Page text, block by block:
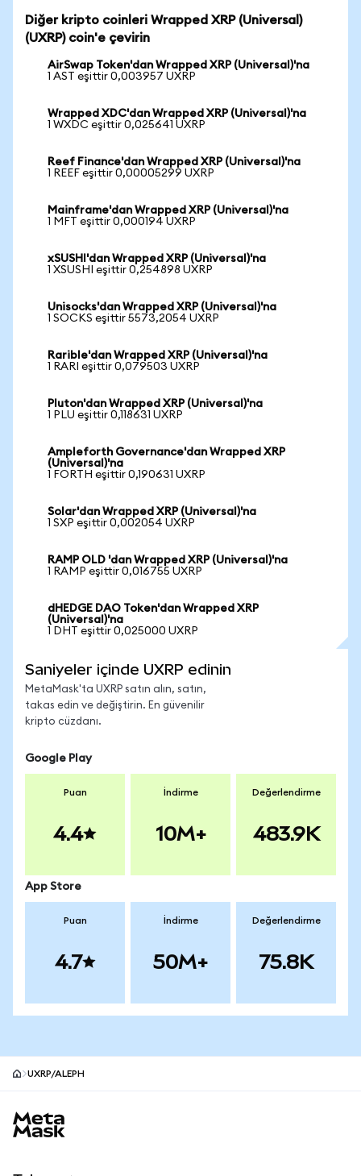
Diğer kripto coinleri Wrapped XRP (Universal)
(UXRP) coin'e çevirin
AirSwap Token'dan Wrapped XRP (Universal)'na
1 AST eşittir 0,003957 UXRP
Wrapped XDC'dan Wrapped XRP (Universal)'na
1 WXDC eşittir 0,025641 UXRP
Reef Finance'dan Wrapped XRP (Universal)'na
1 REEF eşittir 0,00005299 UXRP
Mainframe'dan Wrapped XRP (Universal)'na
1 MFT eşittir 0,000194 UXRP
xSUSHI'dan Wrapped XRP (Universal)'na
1 XSUSHI eşittir 0,254898 UXRP
Unisocks'dan Wrapped XRP (Universal)'na
1 SOCKS eşittir 5573,2054 UXRP
Rarible'dan Wrapped XRP (Universal)'na
1 RARI eşittir 0,079503 UXRP
Pluton'dan Wrapped XRP (Universal)'na
1 PLU eşittir 0,118631 UXRP
Ampleforth Governance'dan Wrapped XRP
(Universal)'na
1 FORTH eşittir 0,190631 UXRP
Solar'dan Wrapped XRP (Universal)'na
1 SXP eşittir 0,002054 UXRP
RAMP OLD 'dan Wrapped XRP (Universal)'na
1 RAMP eşittir 0,016755 UXRP
dHEDGE DAO Token'dan Wrapped XRP
(Universal)'na
1 DHT eşittir 0,025000 UXRP
Saniyeler içinde UXRP edinin
MetaMask'ta UXRP satın alın, satın,
takas edin ve değiştirin. En güvenilir
kripto cüzdanı.
Google Play
Puan
4.4
İndirme
10M+
Değerlendirme
483.9K
App Store
Puan
4.7
İndirme
50M+
Değerlendirme
75.8K
UXRP/ALEPH